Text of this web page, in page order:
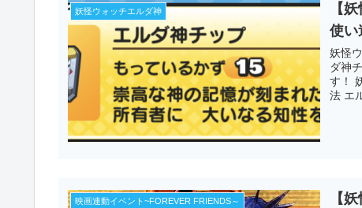
妖怪ウォッチエルダ神
【
使
妖怪
ダ神
す！
法 エ
映画連動イベント~FOREVER FRIENDS～
【